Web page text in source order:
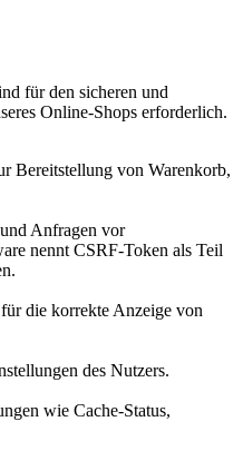
für den sicheren und
Online-Shops erforderlich.
Bereitstellung von Warenkorb,
Anfragen vor
nennt CSRF-Token als Teil
die korrekte Anzeige von
des Nutzers.
wie Cache-Status,